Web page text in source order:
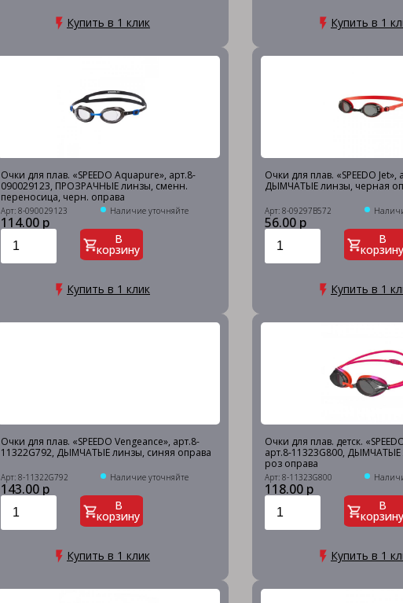
Купить в 1 клик Купить в 1
Очки для плав. «SPEEDO Aquapure», арт.8-
090029123, ПРОЗРАЧНЫЕ линзы, сменн.
переносица, черн. оправа
Арт: 8-090029123 Наличие уточняйте
114.00 р
В
корзину
Купить в 1 клик
Очки для плав. «SPEEDO Jet»,
ДЫМЧАТЫЕ линзы, черная
Арт: 8-09297B572
56.00 р
В
корзину
Купить в 1
Очки для плав. «SPEEDO Vengeance», арт.8-
11322G792, ДЫМЧАТЫЕ линзы, синяя оправа
Арт: 8-11322G792 Наличие уточняйте
143.00 р
В
корзину
Купить в 1 клик
Очки для плав. детск.
арт.8-11323G800,
роз оправа
Арт: 8-11323G800
118.00 р
В
корзину
Купить в 1